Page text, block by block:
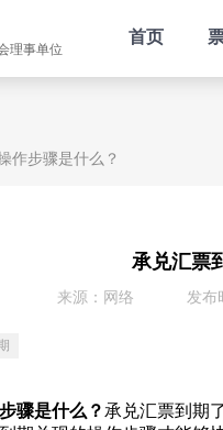
理事单位
首页
作步骤是什么？
承兑汇票
来源：网络 发布
骤是什么？ 承兑汇票到期